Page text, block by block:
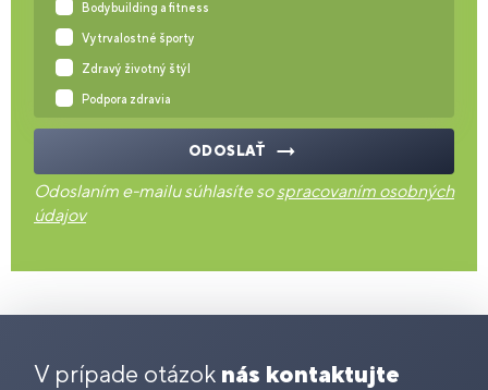
Bodybuilding a fitness
Vytrvalostné športy
Zdravý životný štýl
Podpora zdravia
ODOSLAŤ
Odoslaním e-mailu súhlasíte sospracovaním osobných
údajov
V prípade otázok nás kontaktujte